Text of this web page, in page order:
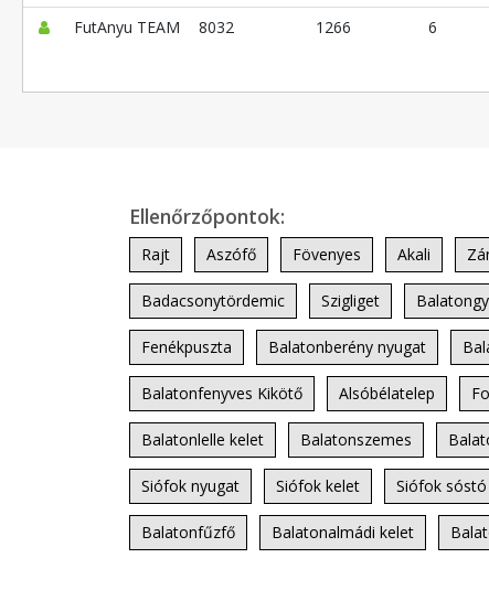
FutAnyu TEAM 8032 1266 6
Ellenőrzőpontok:
Rajt Aszófő Fövenyes Akali
Badacsonytördemic Szigliget
Fenékpuszta Balatonberény nyugat
Balatonfenyves Kikötő Alsóbélatelep
Balatonlelle kelet Balatonszemes
Siófok nyugat Siófok kelet Siófok sóstó
Balatonfűzfő Balatonalmádi kelet